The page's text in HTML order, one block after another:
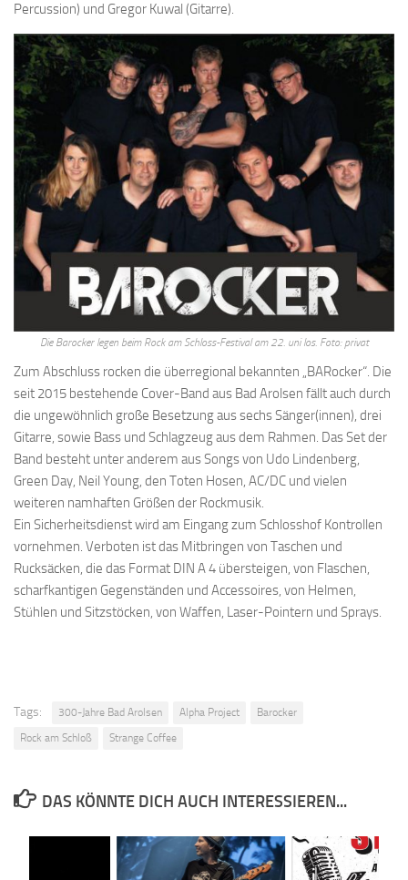
Percussion) und Gregor Kuwal (Gitarre).
Die Barocker legen beim Rock am Schloss-Festival am 22. uni los. Foto: privat
Zum Abschluss rocken die überregional bekannten „BARocker“. Die
seit 2015 bestehende Cover-Band aus Bad Arolsen fällt auch durch
die ungewöhnlich große Besetzung aus sechs Sänger(innen), drei
Gitarre, sowie Bass und Schlagzeug aus dem Rahmen. Das Set der
Band besteht unter anderem aus Songs von Udo Lindenberg,
Green Day, Neil Young, den Toten Hosen, AC/DC und vielen
weiteren namhaften Größen der Rockmusik.
Ein Sicherheitsdienst wird am Eingang zum Schlosshof Kontrollen
vornehmen. Verboten ist das Mitbringen von Taschen und
Rucksäcken, die das Format DIN A 4 übersteigen, von Flaschen,
scharfkantigen Gegenständen und Accessoires, von Helmen,
Stühlen und Sitzstöcken, von Waffen, Laser-Pointern und Sprays.
Tags: 300-Jahre Bad Arolsen Alpha Project
Barocker
Rock am Schloß
Strange Coffee
DAS KÖNNTE DICH AUCH INTERESSIEREN...